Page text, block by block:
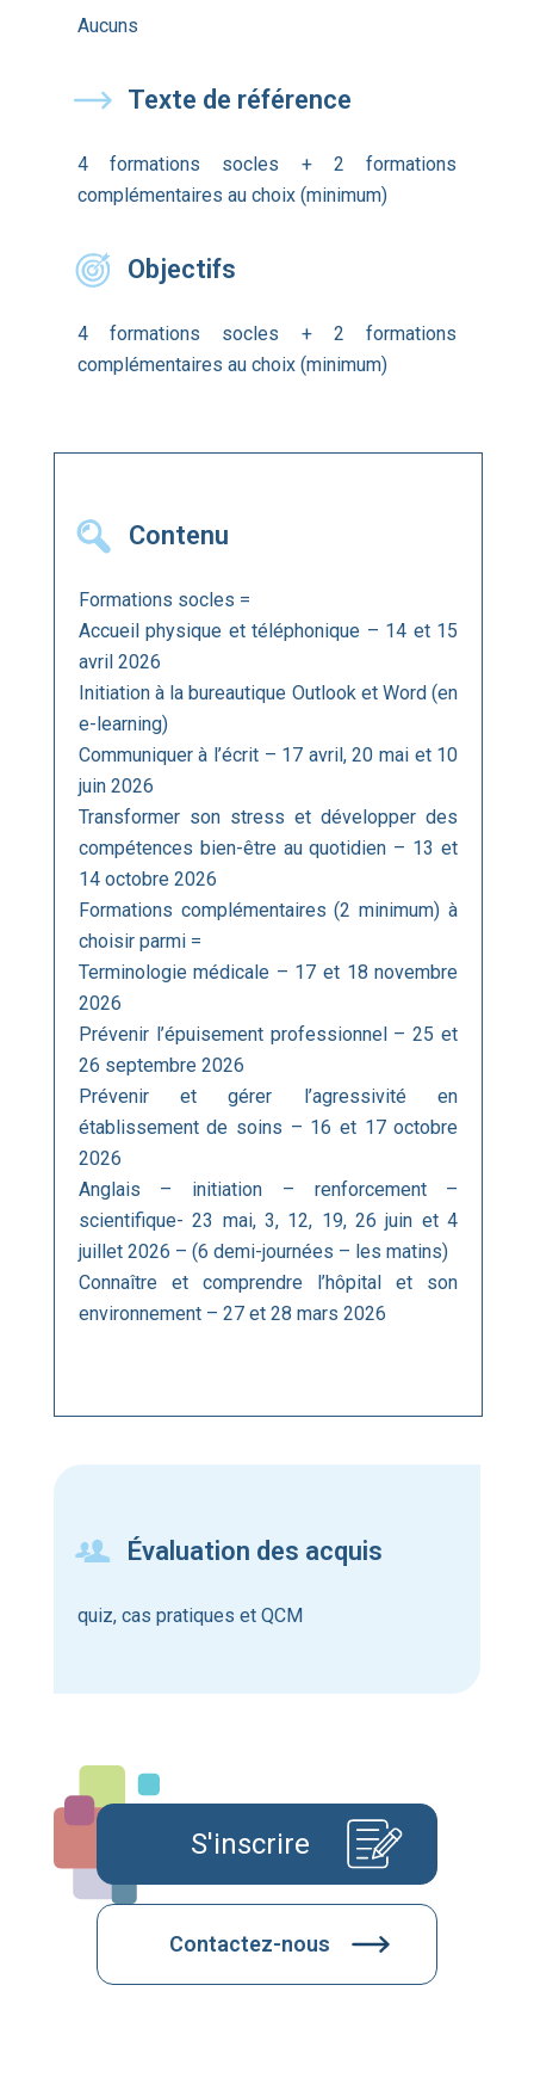
Aucuns
Texte de référence
4 formations socles + 2 formations
complémentaires au choix (minimum)
Objectifs
4 formations socles + 2 formations
complémentaires au choix (minimum)
Contenu
Formations socles =
Accueil physique et téléphonique – 14 et 15
avril 2026
Initiation à la bureautique Outlook et Word (en
e-learning)
Communiquer à l’écrit – 17 avril, 20 mai et 10
juin 2026
Transformer son stress et développer des
compétences bien-être au quotidien – 13 et
14 octobre 2026
Formations complémentaires (2 minimum) à
choisir parmi =
Terminologie médicale – 17 et 18 novembre
2026
Prévenir l’épuisement professionnel – 25 et
26 septembre 2026
Prévenir et gérer l’agressivité en
établissement de soins – 16 et 17 octobre
2026
Anglais – initiation – renforcement –
scientifique- 23 mai, 3, 12, 19, 26 juin et 4
juillet 2026 – (6 demi-journées – les matins)
Connaître et comprendre l’hôpital et son
environnement – 27 et 28 mars 2026
Évaluation des acquis
quiz, cas pratiques et QCM
S'inscrire
Contactez-nous